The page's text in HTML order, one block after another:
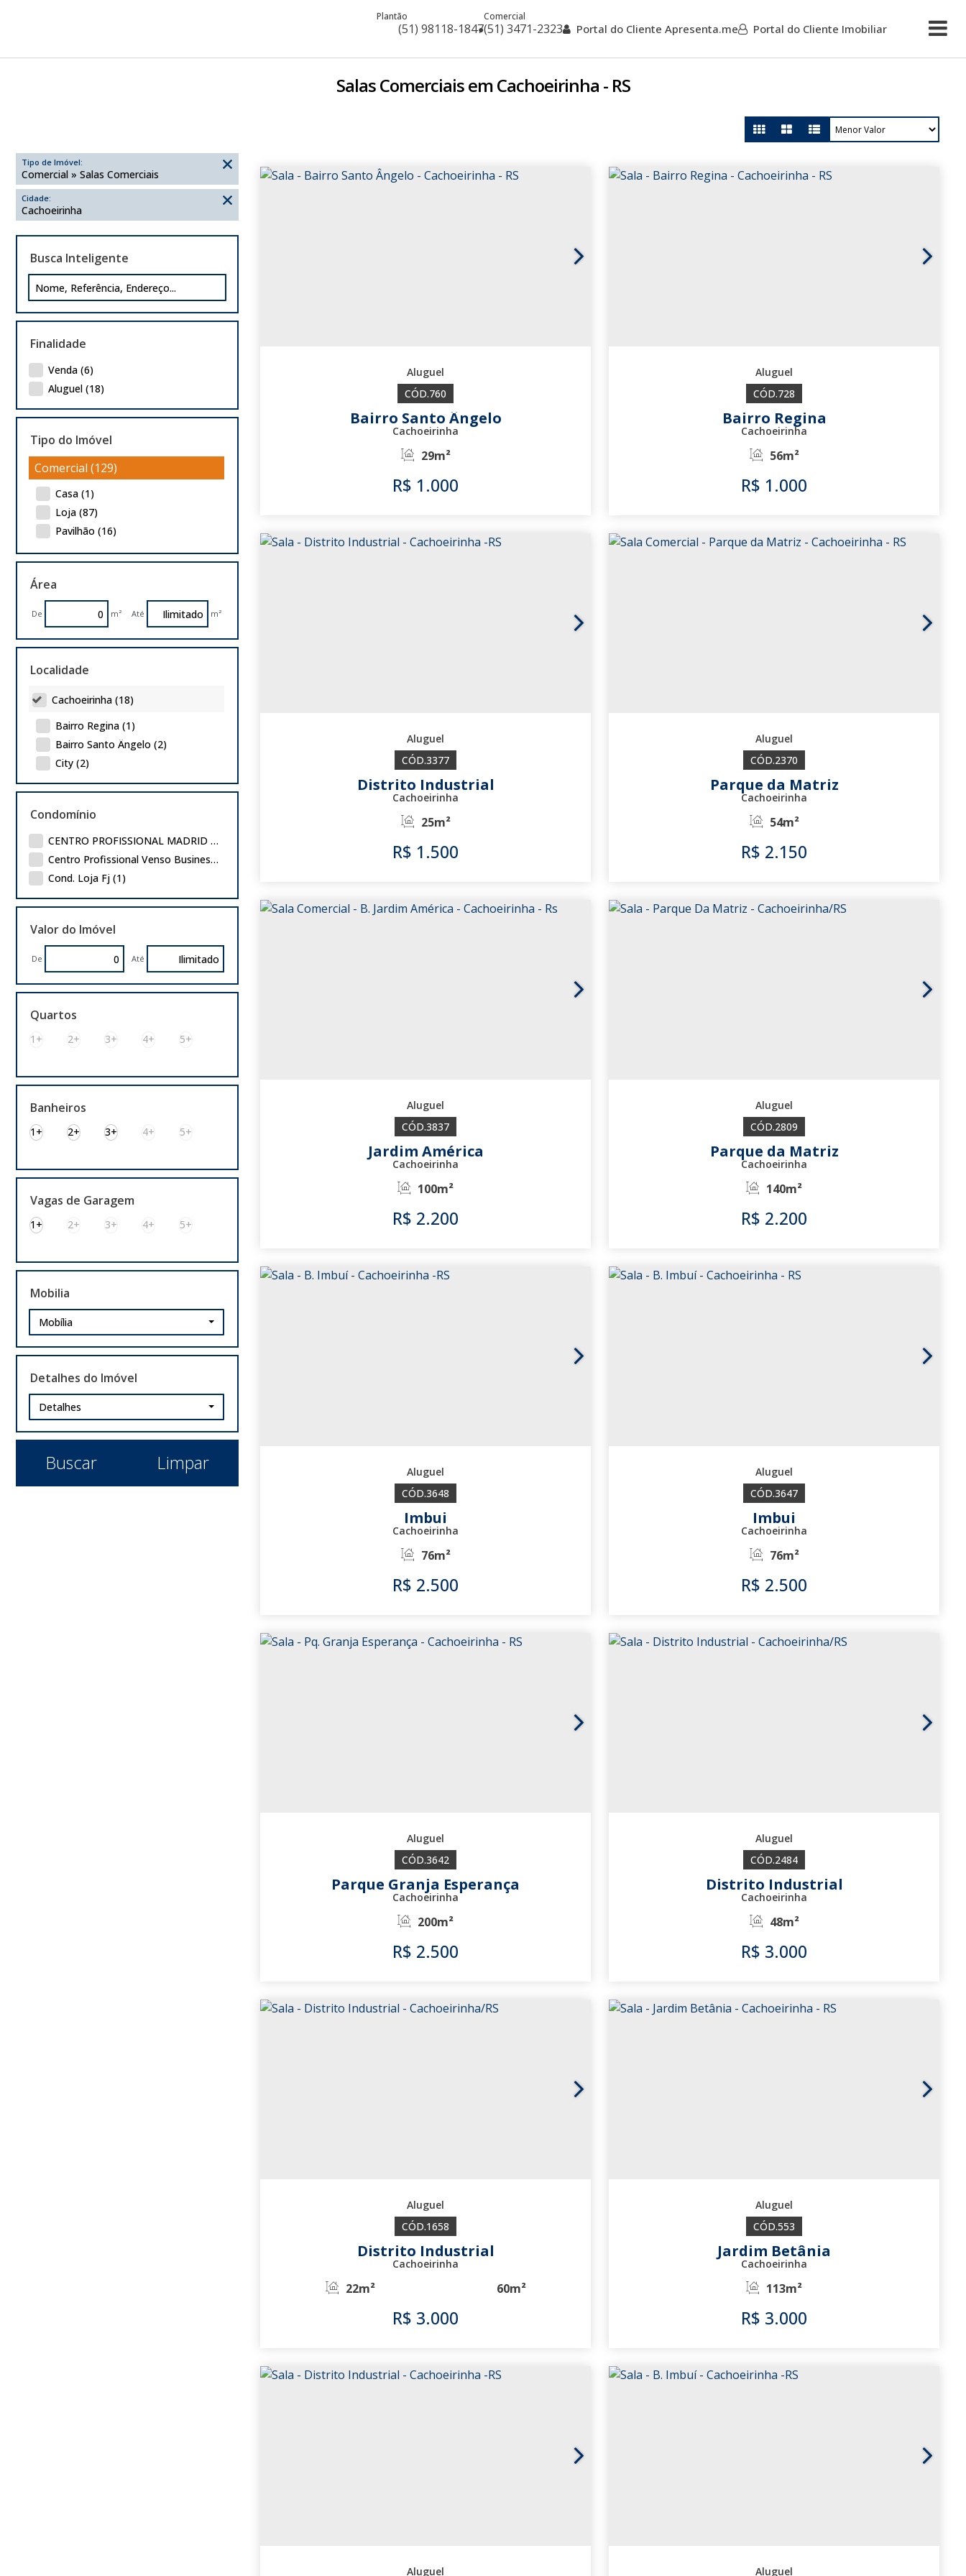
(51) 98118-1847
Plantão
(51) 3471-2323
Comercial
Portal do Cliente Apresenta.me Portal do Cliente Imobiliar
Salas Comerciais em Cachoeirinha - RS
Tipo de Imóvel:
Comercial » Salas Comerciais
Cidade:
Cachoeirinha
Busca Inteligente
Finalidade
Venda (6)
Aluguel (18)
Tipo do Imóvel
Comercial (129)
Casa (1)
Loja (87)
Pavilhão (16)
Prédio (1)
Terreno (6)
Industrial (79)
Pavilhão (78)
Área
De m² Até m²
Localidade
Cachoeirinha (18)
Bairro Regina (1)
Bairro Santo Ângelo (2)
City (2)
Distrito Industrial (4)
Jardim América (1)
Jardim Betânia (1)
Parque da Matriz (2)
Parque Granja Esperança (1)
Porto Alegre (18)
Anchieta (1)
Auxiliadora (5)
Bela Vista (1)
Centro Histórico (9)
Sarandi (1)
Bairro V Fátima (1)
Centro (5)
Jansen (1)
Morada do Vale III (1)
São Jerônimo (1)
Bela Vista (1)
São Leopoldo (1)
Centro (1)
Condomínio
CENTRO PROFISSIONAL MADRID (1)
Centro Profissional Venso Business Center (2)
Cond. Loja Fj (1)
Valor do Imóvel
De Até
Quartos
1+ 2+ 3+ 4+ 5+
Banheiros
1+ 2+ 3+ 4+ 5+
Vagas de Garagem
1+ 2+ 3+ 4+ 5+
Mobilia
Mobília
Detalhes do Imóvel
Detalhes
Buscar Limpar
760
R$ 1.000
760
Bairro Santo Ângelo
Cachoeirinha
29m²
728
R$ 1.000
728
Bairro Regina
Cachoeirinha
56m²
3377
R$ 1.500
3377
Distrito Industrial
Cachoeirinha
25m²
2370
R$ 2.150
2370
Parque da Matriz
Cachoeirinha
54m²
3837
R$ 2.200
3837
Jardim América
Cachoeirinha
100m²
2809
R$ 2.200
2809
Parque da Matriz
Cachoeirinha
140m²
3648
R$ 2.500
3648
Imbui
Cachoeirinha
76m²
3647
R$ 2.500
3647
Imbui
Cachoeirinha
76m²
3642
R$ 2.500
3642
Parque Granja Esperança
Cachoeirinha
200m²
2484
R$ 3.000
2484
Distrito Industrial
Cachoeirinha
48m²
1658
R$ 3.000
1658
Distrito Industrial
Cachoeirinha
22m² 60m²
553
R$ 3.000
553
Jardim Betânia
Cachoeirinha
113m²